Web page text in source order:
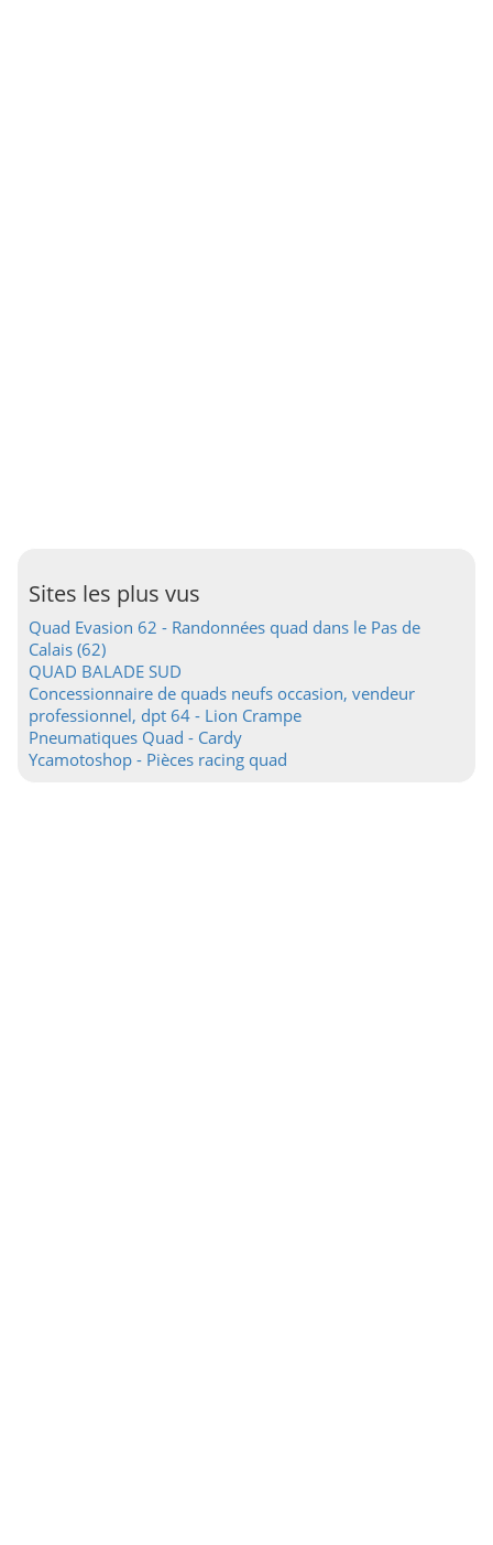
Sites les plus vus
Quad Evasion 62 - Randonnées quad dans le Pas de
Calais (62)
QUAD BALADE SUD
Concessionnaire de quads neufs occasion, vendeur
professionnel, dpt 64 - Lion Crampe
Pneumatiques Quad - Cardy
Ycamotoshop - Pièces racing quad